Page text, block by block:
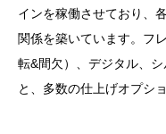
インを稼働させており、
関係を築いています。フ
転&間欠）、デジタル、
と、多数の仕上げオプシ